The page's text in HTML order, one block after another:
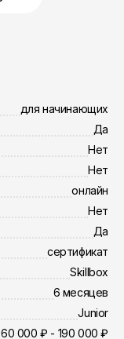
для начинающих
Да
Нет
Нет
онлайн
Нет
Да
сертификат
Skillbox
6 месяцев
Junior
60 000 ₽ - 190 000 ₽